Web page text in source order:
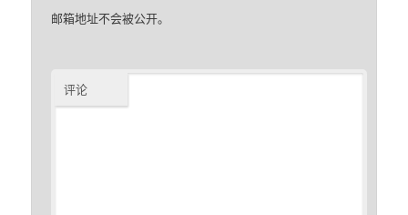
邮箱地址不会被公开。
评论